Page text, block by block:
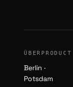
ÜBERPRODUCT
Berlin ·
Potsdam